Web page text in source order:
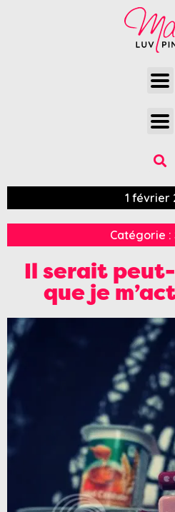
1 février
Catégorie :
Il serait
que je